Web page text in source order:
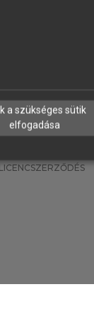
LICENCSZERZŐDÉS
a szükséges sütik
elfogadása